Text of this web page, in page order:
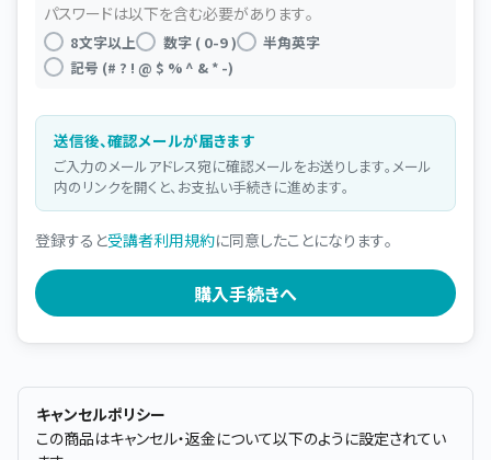
パスワードは以下を含む必要があります。
8文字以上 数字 ( 0-9 )
半角英字
記号 (# ? ! @ $ % ^ & * -)
送信後、確認メールが届きます
ご入力のメールアドレス宛に確認メールをお送りします。メール
内のリンクを開くと、お支払い手続きに進めます。
登録すると受講者利用規約に同意したことになります。
キャンセルポリシー
この商品はキャンセル・返金について以下のように設定されてい